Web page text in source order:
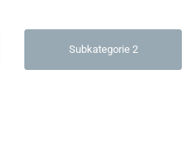
Subkategorie 2